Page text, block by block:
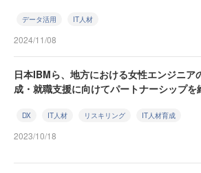
データ活用 IT人材
2024/11/08
日本IBMら、地方における女性エンジニア
成・就職支援に向けてパートナーシップを
DX IT人材 リスキリング IT人材育成
2023/10/18